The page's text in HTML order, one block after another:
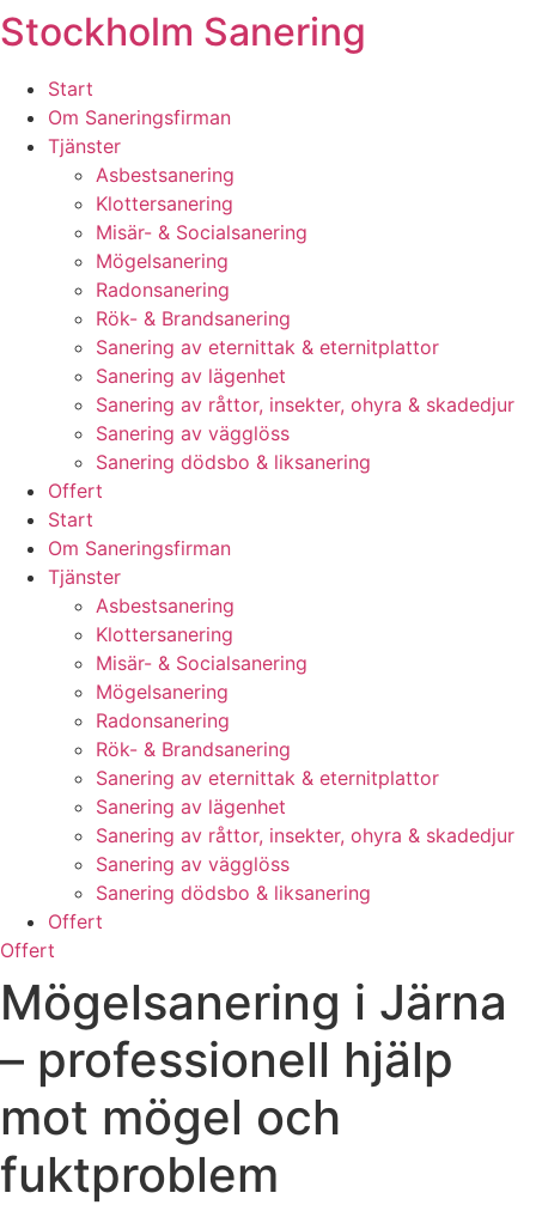
Skip
to
content
Stockholm Sanering
Start
Om Saneringsfirman
Tjänster
Asbestsanering
Klottersanering
Misär- & Socialsanering
Mögelsanering
Radonsanering
Rök- & Brandsanering
Sanering av eternittak & eternitplattor
Sanering av lägenhet
Sanering av råttor, insekter, ohyra & skadedjur
Sanering av vägglöss
Sanering dödsbo & liksanering
Offert
Start
Om Saneringsfirman
Tjänster
Asbestsanering
Klottersanering
Misär- & Socialsanering
Mögelsanering
Radonsanering
Rök- & Brandsanering
Sanering av eternittak & eternitplattor
Sanering av lägenhet
Sanering av råttor, insekter, ohyra & skadedjur
Sanering av vägglöss
Sanering dödsbo & liksanering
Offert
Offert
Mögelsanering i Järna
– professionell hjälp
mot mögel och
fuktproblem